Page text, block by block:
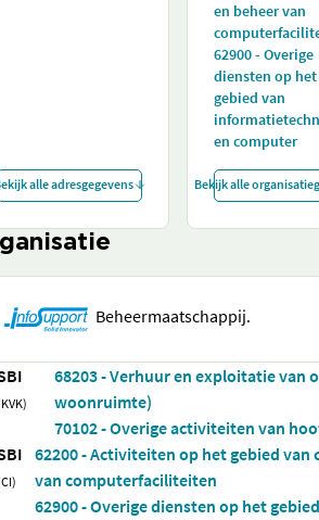
alle adresgegevens
en beheer van
62900 - Overige
diensten op het
gebied van
en computer
Bekijk alle
Beheermaatschappij.
68203 - Verhuur en exploitatie van
woonruimte)
70102 - Overige activiteiten van
62200 - Activiteiten op het gebied
van computerfaciliteiten
62900 - Overige diensten op het